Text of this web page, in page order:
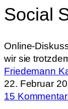
Social
Online-
wir sie
Friedemann
22. Februar
15